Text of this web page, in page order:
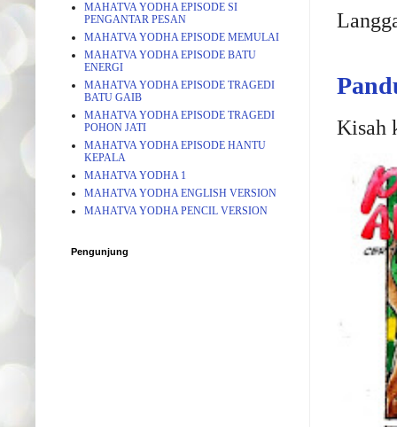
Kisah
MAHATVA YODHA EPISODE SI
PENGANTAR PESAN
MAHATVA YODHA EPISODE MEMULAI
MAHATVA YODHA EPISODE BATU
ENERGI
MAHATVA YODHA EPISODE TRAGEDI
BATU GAIB
MAHATVA YODHA EPISODE TRAGEDI
POHON JATI
MAHATVA YODHA EPISODE HANTU
KEPALA
MAHATVA YODHA 1
MAHATVA YODHA ENGLISH VERSION
MAHATVA YODHA PENCIL VERSION
Pengunjung